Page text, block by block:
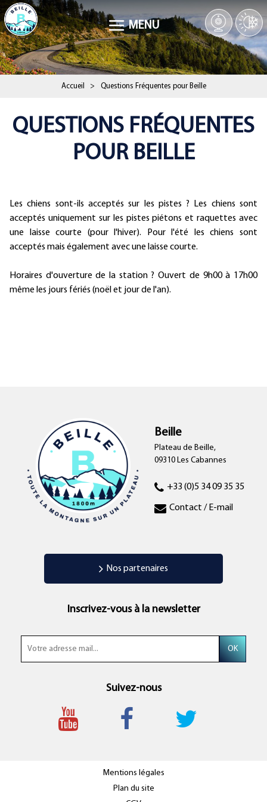
MENU
Accueil > Questions Fréquentes pour Beille
QUESTIONS FRÉQUENTES
POUR BEILLE
Présentation
Les chiens sont-ils acceptés sur les pistes ? Les chiens sont
acceptés uniquement sur les pistes piétons et raquettes avec
une laisse courte (pour l'hiver). Pour l'été les chiens sont
acceptés mais également avec une laisse courte.
Horaires d'ouverture de la station ? Ouvert de 9h00 à 17h00
même les jours fériés (noël et jour de l'an).
Beille
Plateau de Beille,
09310 Les Cabannes
+33 (0)5 34 09 35 35
Contact / E-mail
Nos partenaires
Inscrivez-vous à la newsletter
Suivez-nous
Mentions légales
Plan du site